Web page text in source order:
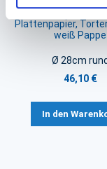
Plattenpapier,
weiß Pappe
Ø 28cm rund
46,10 €
In den